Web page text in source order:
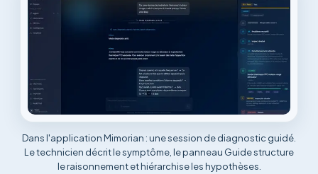
Dans l'application Mimorian : une session de diagnostic guidé.
Le technicien décrit le symptôme, le panneau Guide structure
le raisonnement et hiérarchise les hypothèses.